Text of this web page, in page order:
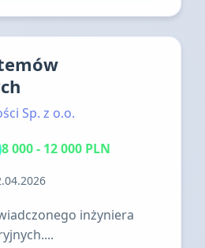
Sp. z o.o.
8 000 - 12 000 PLN
inżyniera